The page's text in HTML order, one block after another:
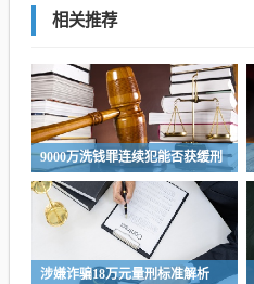
相关推荐
9000万洗钱罪连续犯能否获缓刑
涉嫌诈骗18万元量刑标准解析